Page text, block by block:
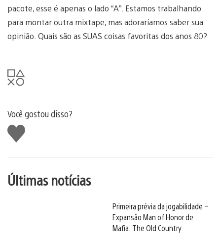
pacote, esse é apenas o lado “A”. Estamos trabalhando
para montar outra mixtape, mas adoraríamos saber sua
opinião. Quais são as SUAS coisas favoritas dos anos 80?
Você gostou disso?
Curtir
Últimas notícias
Primeira prévia da jogabilidade –
Expansão Man of Honor de
Mafia: The Old Country